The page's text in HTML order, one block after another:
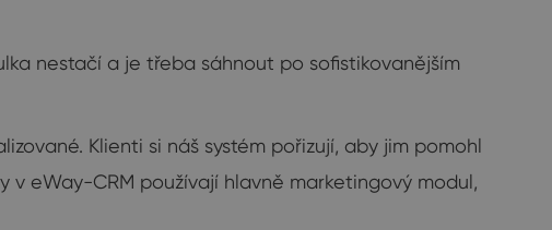
nestačí a je třeba sáhnout po sofistikovanějším
Klienti si náš systém pořizují, aby jim pomohl
eWay-CRM používají hlavně marketingový modul,